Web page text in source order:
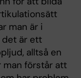
man är i
det är ett
alltså en
man förstår att